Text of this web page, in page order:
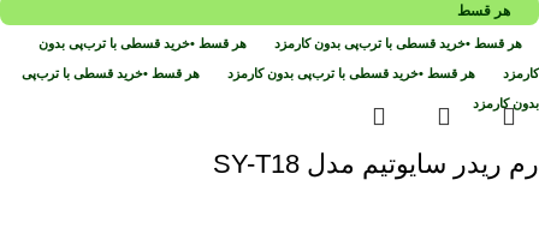
هر قسط
هر قسط •خرید قسطی با ترب‌پی بدون کارمزد هر قسط •خرید قسطی با ترب‌پی بدون
کارمزد هر قسط •خرید قسطی با ترب‌پی بدون کارمزد هر قسط •خرید قسطی با ترب‌پی
بدون کارمزد
رم ریدر سایوتیم مدل SY-T18